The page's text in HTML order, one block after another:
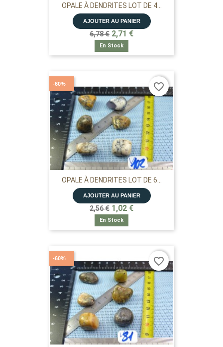
OPALE À DENDRITES LOT DE 4...
AJOUTER AU PANIER
6,78 € 2,71 €
En Stock
OPALE À DENDRITES LOT DE 6...
AJOUTER AU PANIER
2,56 € 1,02 €
En Stock
-60% favorite_border
-60% favorite_border